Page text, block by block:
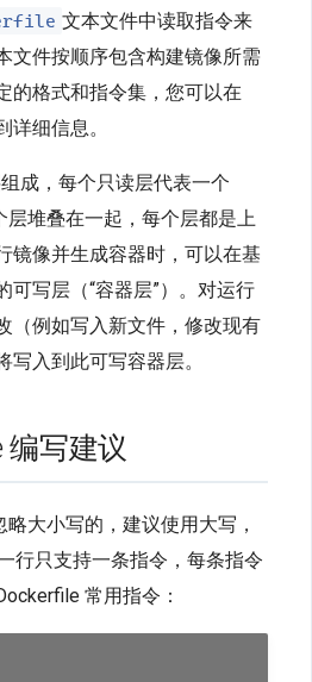
USER（指定运行镜像时使用的用户）
）
）
文本文件中读取指令来
文件按顺序包含构建镜像所需
的格式和指令集，您可以在
详细信息。
成，每个只读层代表一个
层堆叠在一起，每个层都是上
镜像并生成容器时，可以在基
可写层（“容器层”）。对运行
（例如写入新文件，修改现有
入到此可写容器层。
编写建议
大小写的，建议使用大写，
行只支持一条指令，每条指令
常用指令：